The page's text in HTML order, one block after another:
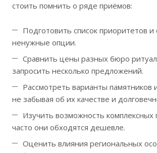
стоить помнить о ряде приёмов:
Подготовить список приоритетов и
ненужные опции.
Сравнить цены разных бюро
запросить несколько предложений.
Рассмотреть варианты памятников
не забывая об их качестве и
Изучить возможность комплексных
часто они обходятся дешевле.
Оценить влияния региональных